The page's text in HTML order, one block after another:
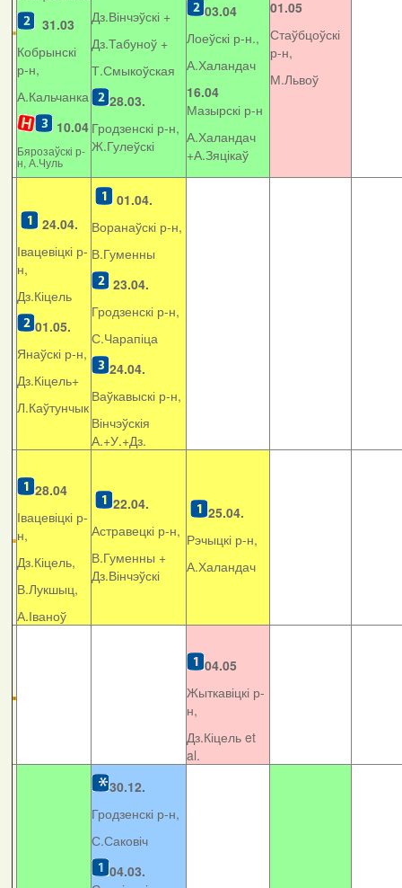
31.03
Кобрынскі
р-н,
А.Кальчанка
10.04
Бярозаўскі р-
н, А.Чуль
Дз.Вінчэўскі +
Дз.Табуноў +
Т.Смыкоўская
28.03.
Гродзенскі р-н,
Ж.Гулеўскі
03.04
Лоеўскі р-н.,
А.Халандач
16.04
Мазырскі р-н
А.Халандач
+А.Зяцікаў
01.05
Стаўбцоўскі
р-н,
М.Львоў
24.04.
Івацевіцкі р-
н,
Дз.Кіцель
01.05.
Янаўскі р-н,
Дз.Кіцель+
Л.Каўтунчык
01.04.
Воранаўскі р-н,
В.Гуменны
23.04.
Гродзенскі р-н,
С.Чарапіца
24.04.
Ваўкавыскі р-н,
Вінчэўскія
А.+У.+Дз.
28.04
Івацевіцкі р-
н,
Дз.Кіцель,
В.Лукшыц,
А.Іваноў
22.04.
Астравецкі р-н,
В.Гуменны +
Дз.Вінчэўскі
25.04.
Рэчыцкі р-н,
А.Халандач
04.05
Жыткавіцкі р-
н,
Дз.Кіцель et
al.
30.12.
Гродзенскі р-н,
С.Саковіч
04.03.